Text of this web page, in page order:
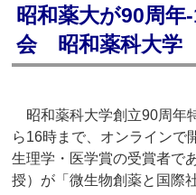
昭和薬大が90周年
会 昭和薬科大学
昭和薬科大学創立90周年
ら16時まで、オンラインで
生理学・医学賞の受賞者で
授）が「微生物創薬と国際